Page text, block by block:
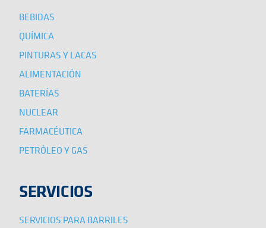
BEBIDAS
QUÍMICA
PINTURAS Y LACAS
ALIMENTACIÓN
BATERÍAS
NUCLEAR
FARMACÉUTICA
PETRÓLEO Y GAS
SERVICIOS
SERVICIOS PARA BARRILES